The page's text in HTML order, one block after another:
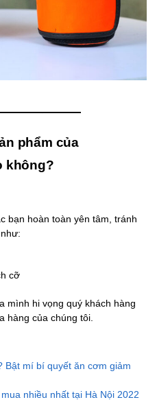
phẩm của
không?
bạn hoàn toàn yên tâm, tránh
cỡ
mình hi vọng quý khách hàng
hàng của chúng tôi.
Bật mí bí quyết ăn cơm giảm
nhiều nhất tại Hà Nội 2022